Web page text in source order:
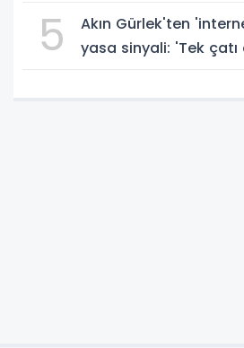
5
Akın Gürlek'ten
yasa sinyali: 'Tek çatı